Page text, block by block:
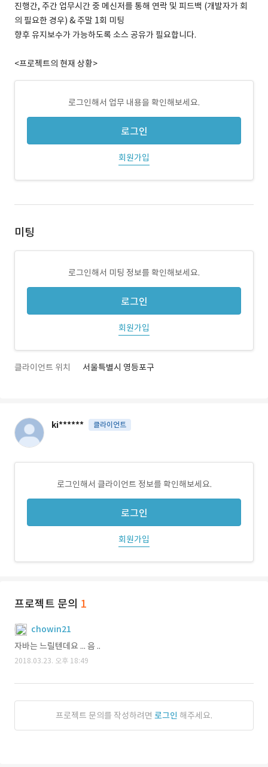
진행간, 주간 업무시간 중 메신저를 통해 연락 및 피드백 (개발자가 회
의 필요한 경우) & 주말 1회 미팅
향후 유지보수가 가능하도록 소스 공유가 필요합니다.
<프로젝트의 현재 상황>
로그인해서 업무 내용을 확인해보세요.
로그인
회원가입
미팅
로그인해서 미팅 정보를 확인해보세요.
로그인
회원가입
클라이언트 위치 서울특별시 영등포구
ki****** 클라이언트
로그인해서 클라이언트 정보를 확인해보세요.
로그인
회원가입
프로젝트 문의 1
chowin21
자바는 느릴텐데요 ... 음 ..
2018.03.23. 오후 18:49
프로젝트 문의를 작성하려면 로그인 해주세요.